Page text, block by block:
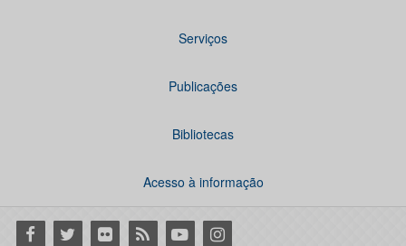
Serviços
Publicações
Bibliotecas
Acesso à informação
Facebook
Twitter Flickr RSS YoutubeInstagram